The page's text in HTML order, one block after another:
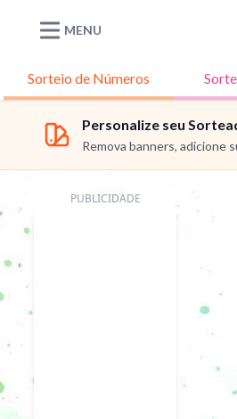
MENU
Sorteio deNúmeros
Personalize seu
Remova banners, adicione
PUBLICIDADE